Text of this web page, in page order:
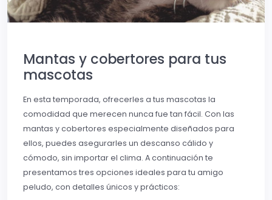
Mantas y cobertores para tus
mascotas
En esta temporada, ofrecerles a tus mascotas la
comodidad que merecen nunca fue tan fácil. Con las
mantas y cobertores especialmente diseñados para
ellos, puedes asegurarles un descanso cálido y
cómodo, sin importar el clima. A continuación te
presentamos tres opciones ideales para tu amigo
peludo, con detalles únicos y prácticos: